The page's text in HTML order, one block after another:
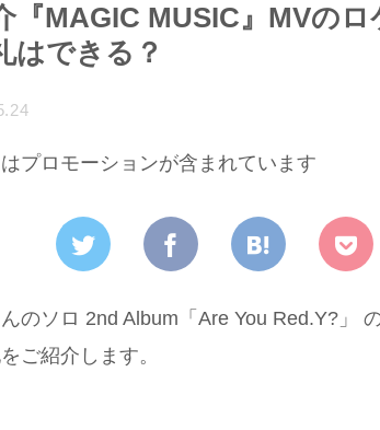
『MAGIC MUSIC』MVの
はできる？
プロモーションが含まれています
のソロ 2nd Album「Are You Red.Y?」
ご紹介します。